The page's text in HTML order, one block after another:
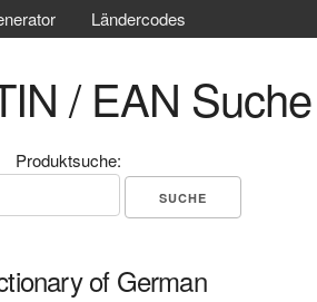
Ländercodes
/ EAN Suche
Produktsuche:
of German